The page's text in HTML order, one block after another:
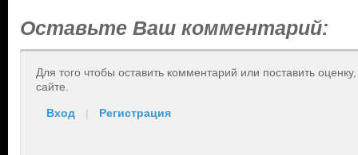
Оставьте Ваш комментарий:
Для того чтобы оставить комментарий или поставить
сайте.
Вход | Регистрация